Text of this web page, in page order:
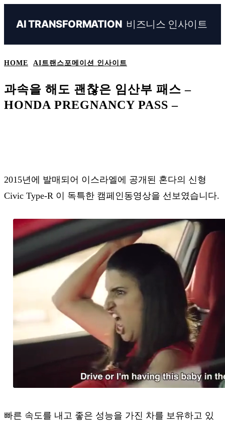
AI TRANSFORMATION 비즈니스 인사이트
HOME AI트랜스포메이션 인사이트
과속을 해도 괜찮은 임산부 패스 –
HONDA PREGNANCY PASS –
2015년에 발매되어 이스라엘에 공개된 혼다의 신형
Civic Type-R 이 독특한 캠페인동영상을 선보였습니다.
빠른 속도를 내고 좋은 성능을 가진 차를 보유하고 있